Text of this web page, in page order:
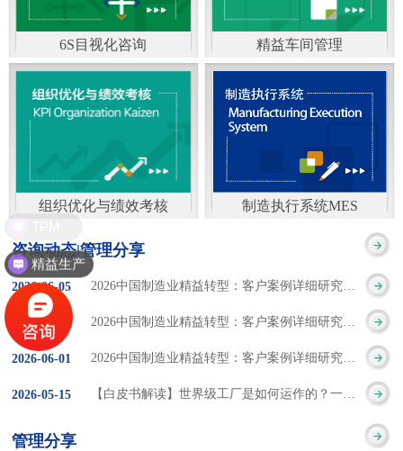
企业利润率。 在面
临市场多变，客户需求
日益多样化的情况下，
企业通过精益生产改善
活动，可以在以下方面
得到显著改善： 生
产时间减少5090%
库存减少5090% 质
量缺陷减少5090%
生产效率提升
3050% 与工作有关
的伤害降低50% 丰
技术和信息技术提升管
理和服务，提高生产过
程可控性、减少生产线
人工干预，集智能手段
和智能系统等新兴技术
于一体，构建高效、节
能、绿色、环保、舒适
的人性化工厂。其核心
是实现信息与物理系统
CPS互联互通，智能决
策。冠卓咨询对于智能
工厂一直都在思考和沉
6S目视化咨询
6S及目视化管理是现代
化企业最基础的现场管
理方法，它的推进不仅
仅是展示企业基础管理
的“名片”，更是提升现
场管理水平消除现场浪
费的最佳途径。“现场6S
管理总是简单问题频繁
的重复的发生”，“制定
的推行机制无法持续执
行”，“没有可以持续推
精益车间管理
官方客服：400-168-0525
在线商桥咨询（点击沟
通）
组织优化与绩效考核
官方客服：400-168-0525
在线商桥咨询（点击沟
通）
制造执行系统MES
制造执行系统MES是一
套面向制造企业车间执
行层的生产信息化管理
系统，是企业CIMS信息
集成的纽带，是实施企
咨询动态|管理分享
2026-06-05
2026-06- 04
2026-06-01
2026-05-15
管理分享
精益生产
TPM